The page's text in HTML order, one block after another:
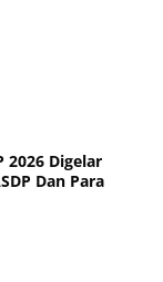
2026 Digelar
Dan Para